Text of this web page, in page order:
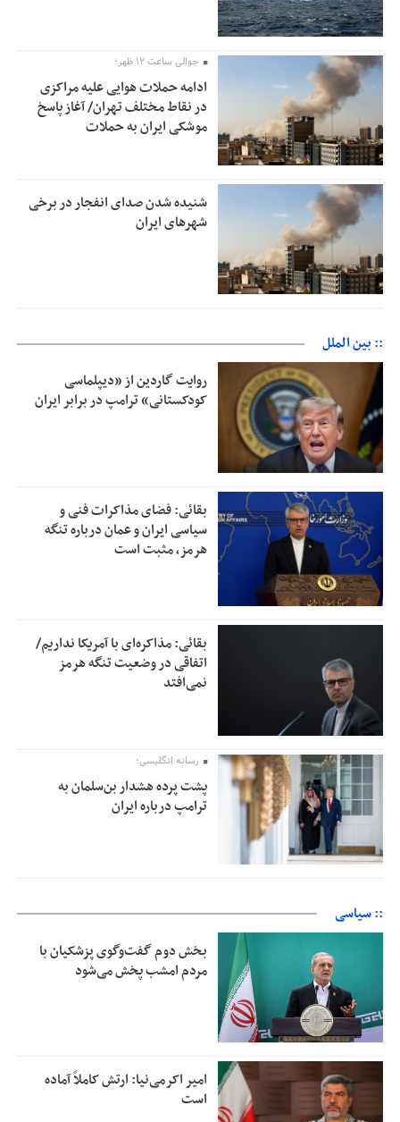
حوالی ساعت ۱۲ ظهر؛
ادامه حملات هوایی علیه مراکزی
در نقاط مختلف تهران/ آغاز پاسخ
موشکی ایران به حملات
شنیده شدن صدای انفجار در برخی
شهرهای ایران
:: بین الملل
روایت گاردین از «دیپلماسی
کودکستانی» ترامپ در برابر ایران
بقائی: فضای مذاکرات فنی و
سیاسی ایران و عمان درباره تنگه
هرمز، مثبت است
بقائی: مذاکره‌ای با آمریکا نداریم/
اتفاقی در وضعیت تنگه هرمز
نمی‌افتد
رسانه انگلیسی؛
پشت پرده هشدار بن‌سلمان به
ترامپ درباره ایران
:: سیاسی
بخش دوم گفت‌وگوی پزشکیان با
مردم امشب پخش می‌شود
امیر اکرمی‌نیا: ارتش کاملاً آماده
است